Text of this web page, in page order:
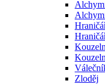
Zloděj